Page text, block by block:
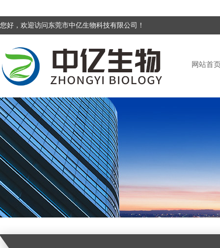
您好，欢迎访问东莞市中亿生物科技有限公司！
网站首